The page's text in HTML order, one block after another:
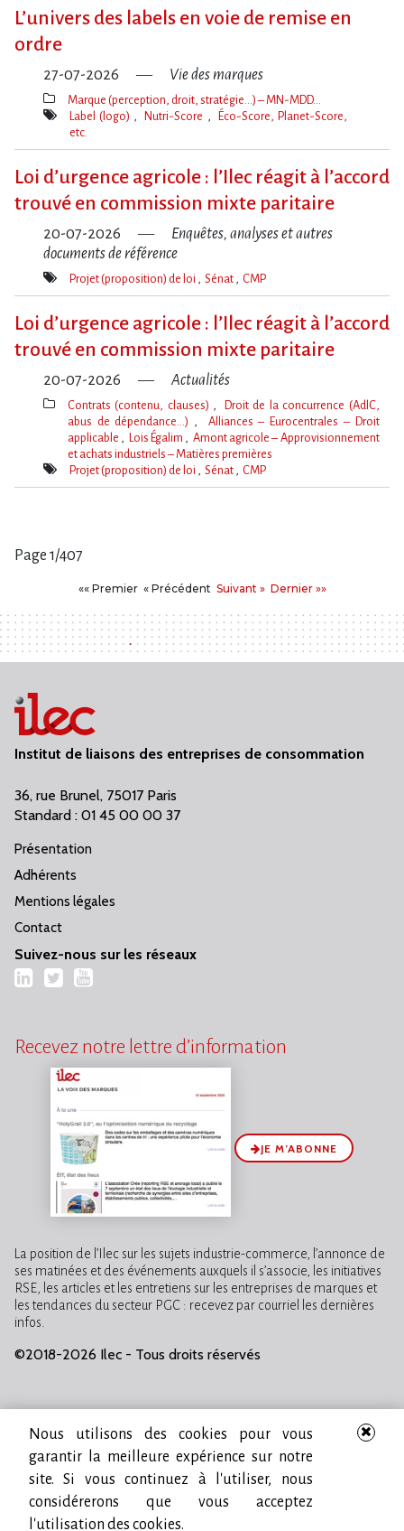
L’univers des labels en voie de remise en
ordre
27-07-2026 Vie des marques
Thèmes(s)
Marque (perception, droit, stratégie…) – MN-MDD…
Mot(s)-
Label (logo) Nutri-Score
Éco-Score, Planet-Score,
etc.
Loi d​‌’urgence agricole : l​‌’Ilec réagit à l​‌’accord
trouvé en commission mixte paritaire
20-07-2026
Enquêtes, analyses et autres
documents de référence
Mot(s)-
Projet (proposition) de loi Sénat CMP
Loi d​‌’urgence agricole : l​‌’Ilec réagit à l​‌’accord
trouvé en commission mixte paritaire
20-07-2026 Actualités
Thèmes(s)
Contrats (contenu, clauses)
Droit de la concurrence (AdlC,
abus de dépendance…)
Alliances – Eurocentrales – Droit
applicable
Lois Égalim
Amont agricole – Approvisionnement
et achats industriels – Matières premières
Mot(s)-
Projet (proposition) de loi Sénat CMP
Page 1/407
«« PremierPremier
« PrécédentPrécédent
Suivant
Suivant » Dernier
Dernier »»
Institut de liaisons des entreprises de consommation
36, rue Brunel, 75017 Paris
Standard : 01 45 00 00 37
Présentation
Adhérents
Mentions légales
Contact
Suivez-nous sur les réseaux
LinkedIn
TwitterYouTube
Recevez notre lettre d’information
JE M’ABONNE
La position de l’Ilec sur les sujets industrie-commerce, l’annonce de
ses matinées et des événements auxquels il s’associe, les initiatives
RSE, les articles et les entretiens sur les entreprises de marques et
les tendances du secteur PGC : recevez par courriel les dernières
infos.
©2018-2026 Ilec - Tous droits réservés
Nous utilisons des cookies pour vous
garantir la meilleure expérience sur notre
site. Si vous continuez à l'utiliser, nous
considérerons que vous acceptez
l'utilisation des cookies.